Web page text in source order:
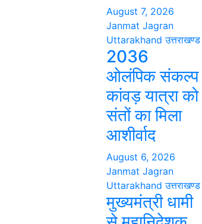
August 7, 2026
Janmat Jagran
Uttarakhand उत्तराखण्ड
2036
ओलंपिक संकल्प
कांवड़ यात्रा को
संतों का मिला
आशीर्वाद
August 6, 2026
Janmat Jagran
Uttarakhand उत्तराखण्ड
मुख्यमंत्री धामी